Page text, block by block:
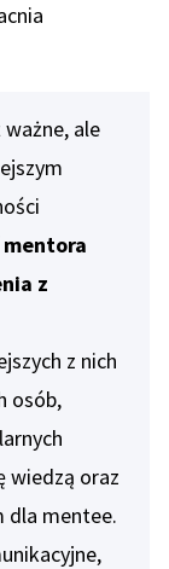
ale
z
z nich
osób,
wiedzą oraz
dla mentee.